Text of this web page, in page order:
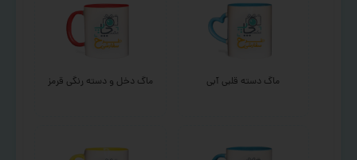
ماگ دسته قلبی آبی ماگ دخل و دسته رنگی قرمز